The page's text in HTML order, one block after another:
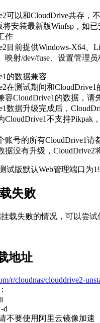
可以和CloudDrive共存，
将安装最新版Winfsp，如
作
目前提供Windows-X64
映射/dev/fuse、设置管理
的数据兼容
在测试期间和
容CloudDrive1的数据，
数据升级完成后，
CloudDrive1不支持Pikpak
账号的所有CloudDrive1
据没有升级，
试版默认Web管理端口为
失败
载失败的情况，可以尝
地址
r/cloudnas/clouddrive2-
d
不要使用阿里云镜像加速